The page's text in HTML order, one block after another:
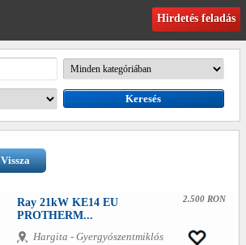
Hirdetés feladás
Vissza
Ray 21kW KE14 EU
PROTHERM...
Hargita - Gyergyószentmiklós
2.500 RON